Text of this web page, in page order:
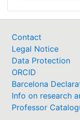
Contact
Legal Notice
Data Protection
ORCID
Barcelona
Info on research
Professor